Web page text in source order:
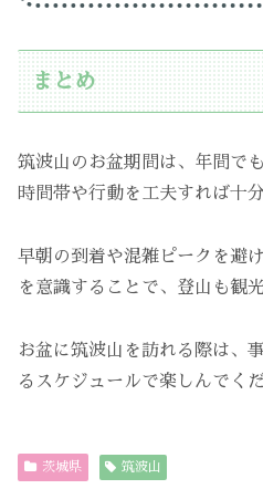
まとめ
筑波山のお盆期間は、年間で
時間帯や行動を工夫すれば十
早朝の到着や混雑ピークを避
を意識することで、登山も観
お盆に筑波山を訪れる際は、
るスケジュールで楽しんでくだ
茨城県 筑波山